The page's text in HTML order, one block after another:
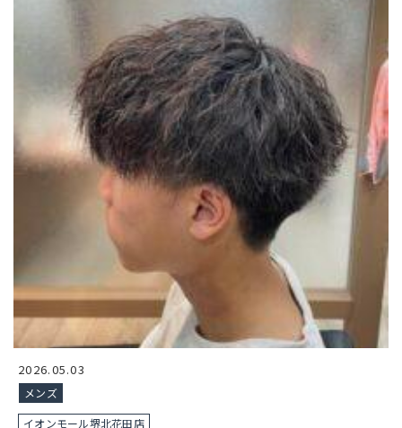
2026.05.03
メンズ
イオンモール堺北花田店